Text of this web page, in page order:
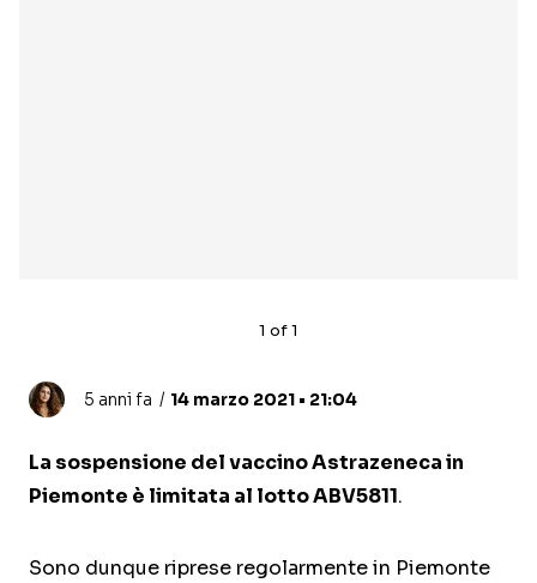
1 of1
5 anni fa 14 marzo 2021 • 21:04
La sospensione del vaccino Astrazeneca in
Piemonte è limitata al lotto ABV5811.
Sono dunque riprese regolarmente in Piemonte